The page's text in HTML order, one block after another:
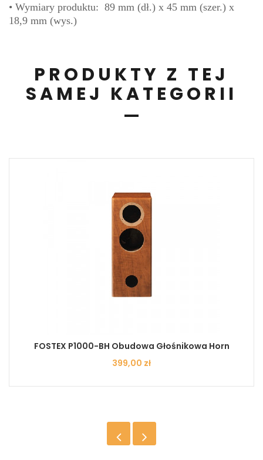
• Wymiary produktu: 89 mm (dł.) x 45 mm (szer.) x
18,9 mm (wys.)
PRODUKTY Z TEJ
SAMEJ KATEGORII
FOSTEX P1000-BH Obudowa Głośnikowa Horn
Cena
399,00 zł